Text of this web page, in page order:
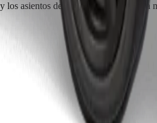
asientos deben protegerse con una